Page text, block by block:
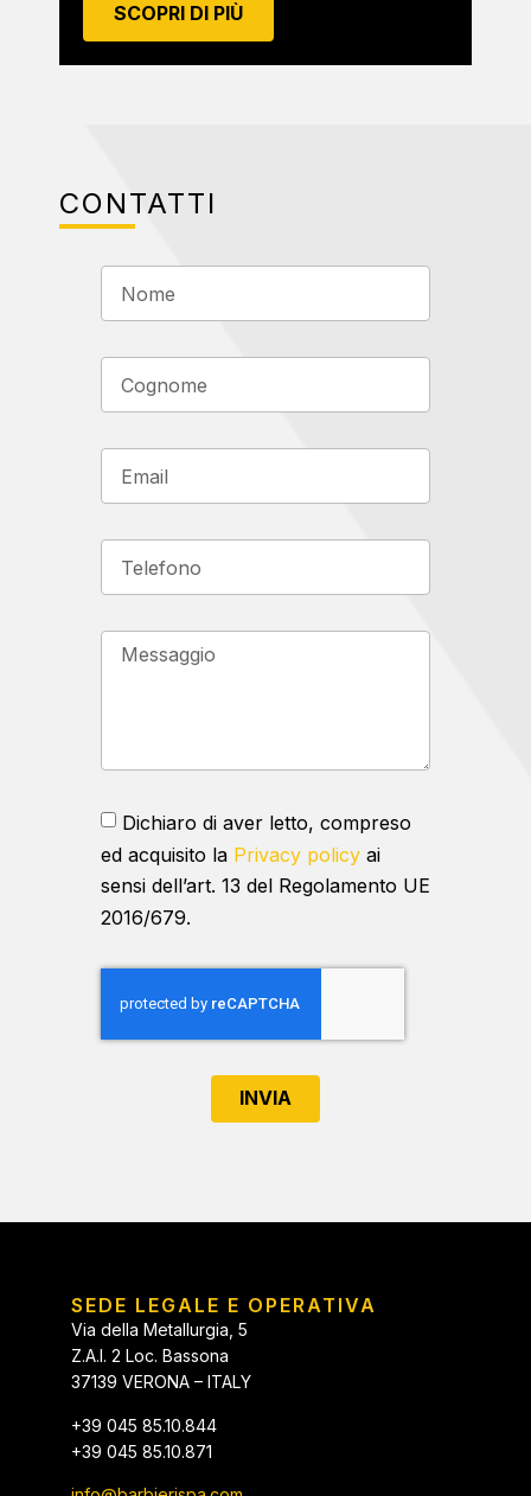
SCOPRI DI PIÙ
CONTATTI
Dichiaro di aver letto, compreso
ed acquisito la Privacy policyai
sensi dell’art. 13 del Regolamento UE
2016/679.
INVIA
SEDE LEGALE E OPERATIVA
Via della Metallurgia, 5
Z.A.I. 2 Loc. Bassona
37139 VERONA – ITALY
+39 045 85.10.844
+39 045 85.10.871